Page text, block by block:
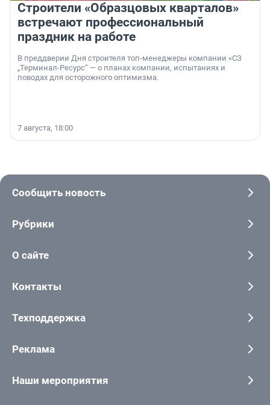
Строители «Образцовых кварталов»
встречают профессиональный
праздник на работе
В преддверии Дня строителя топ-менеджеры компании «СЗ
„Терминал-Ресурс“ — о планах компании, испытаниях и
поводах для осторожного оптимизма.
7 августа, 18:00
Сообщить новость
Рубрики
О сайте
Контакты
Техподдержка
Реклама
Наши мероприятия